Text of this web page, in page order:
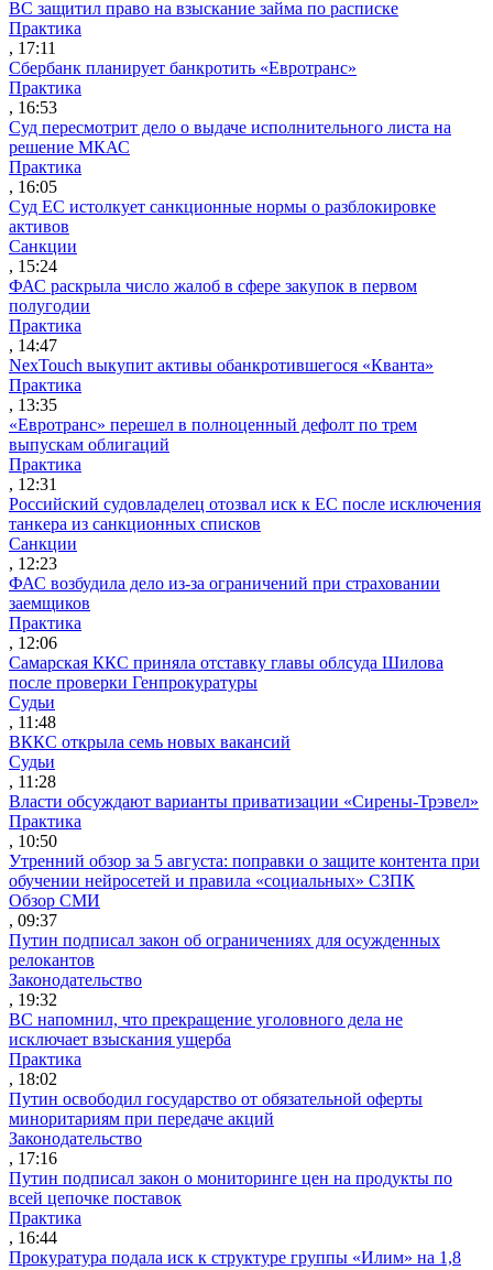
ВС защитил право на взыскание займа по расписке
Практика
, 17:11
Сбербанк планирует банкротить «Евротранс»
Практика
, 16:53
Суд пересмотрит дело о выдаче исполнительного листа на
решение МКАС
Практика
, 16:05
Суд ЕС истолкует санкционные нормы о разблокировке
активов
Санкции
, 15:24
ФАС раскрыла число жалоб в сфере закупок в первом
полугодии
Практика
, 14:47
NexTouch выкупит активы обанкротившегося «Кванта»
Практика
, 13:35
«Евротранс» перешел в полноценный дефолт по трем
выпускам облигаций
Практика
, 12:31
Российский судовладелец отозвал иск к ЕС после исключения
танкера из санкционных списков
Санкции
, 12:23
ФАС возбудила дело из-за ограничений при страховании
заемщиков
Практика
, 12:06
Самарская ККС приняла отставку главы облсуда Шилова
после проверки Генпрокуратуры
Судьи
, 11:48
ВККС открыла семь новых вакансий
Судьи
, 11:28
Власти обсуждают варианты приватизации «Сирены-Трэвел»
Практика
, 10:50
Утренний обзор за 5 августа: поправки о защите контента при
обучении нейросетей и правила «социальных» СЗПК
Обзор СМИ
, 09:37
Путин подписал закон об ограничениях для осужденных
релокантов
Законодательство
, 19:32
ВС напомнил, что прекращение уголовного дела не
исключает взыскания ущерба
Практика
, 18:02
Путин освободил государство от обязательной оферты
миноритариям при передаче акций
Законодательство
, 17:16
Путин подписал закон о мониторинге цен на продукты по
всей цепочке поставок
Практика
, 16:44
Прокуратура подала иск к структуре группы «Илим» на 1,8